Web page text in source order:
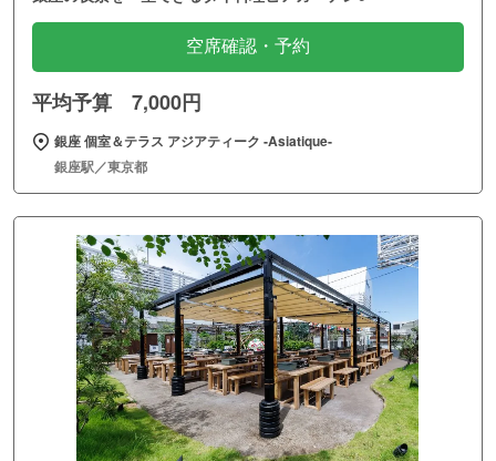
空席確認・予約
平均予算 7,000円
銀座 個室＆テラス アジアティーク ‐Asiatique‐
銀座駅／東京都